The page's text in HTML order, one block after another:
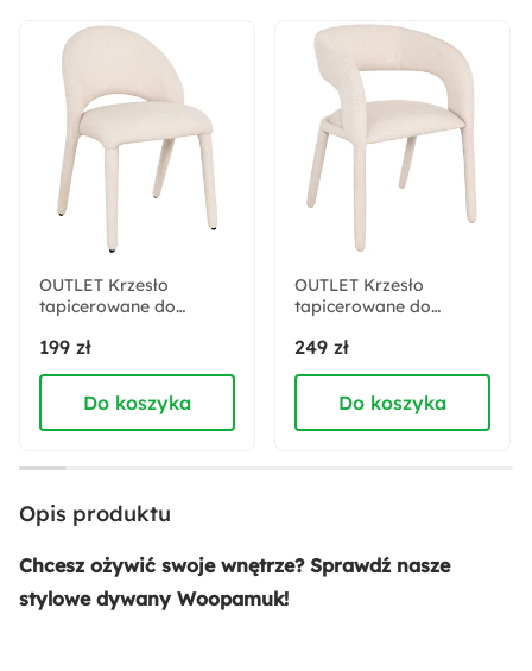
Orientalny
Materiał:
Tkanina Bawełna Włókno syntetyczne
Sposób montażu:
Stojący
Skład tkaniny:
Bawełna
Wysokość:
160 cm
Szerokość:
230 cm
Liczba sztuk w zestawie:
OUTLET Krzesło
tapicerowane do
tkaninie
łatwoczyszczącej
kremowy welur
199 zł
Do koszyka
OUTLET Krzesło
tapicerowane do
tkaninie
łatwoczyszczącej
kremowy welur
249 zł
Do koszyka
Opis produktu
Chcesz ożywić swoje wnętrze? Sprawdź nasze
stylowe dywany Woopamuk!